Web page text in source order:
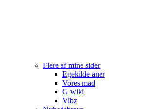
Flere af mine sider
Egekilde aner
Vores mad
G wiki
Vibz